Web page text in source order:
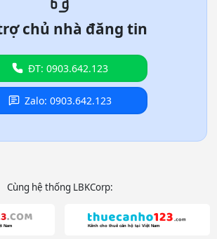
chủ nhà đăng tin
ĐT: 0903.642.123
Zalo: 0903.642.123
Cùng hệ thống LBKCorp: